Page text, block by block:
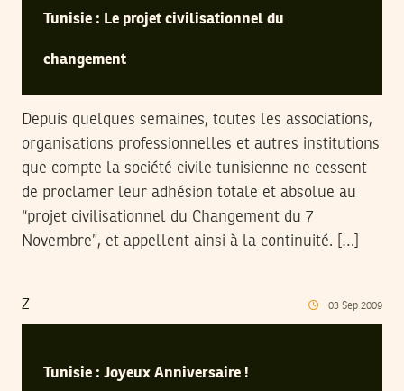
Tunisie : Le projet civilisationnel du
changement
Depuis quelques semaines, toutes les associations,
organisations professionnelles et autres institutions
que compte la société civile tunisienne ne cessent
de proclamer leur adhésion totale et absolue au
“projet civilisationnel du Changement du 7
Novembre”, et appellent ainsi à la continuité. […]
Z 03 Sep 2009
Tunisie : Joyeux Anniversaire !